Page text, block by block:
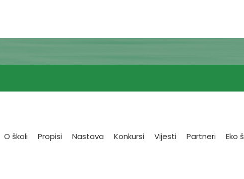
O školi Propisi Nastava Konkursi Vijesti Partneri Eko